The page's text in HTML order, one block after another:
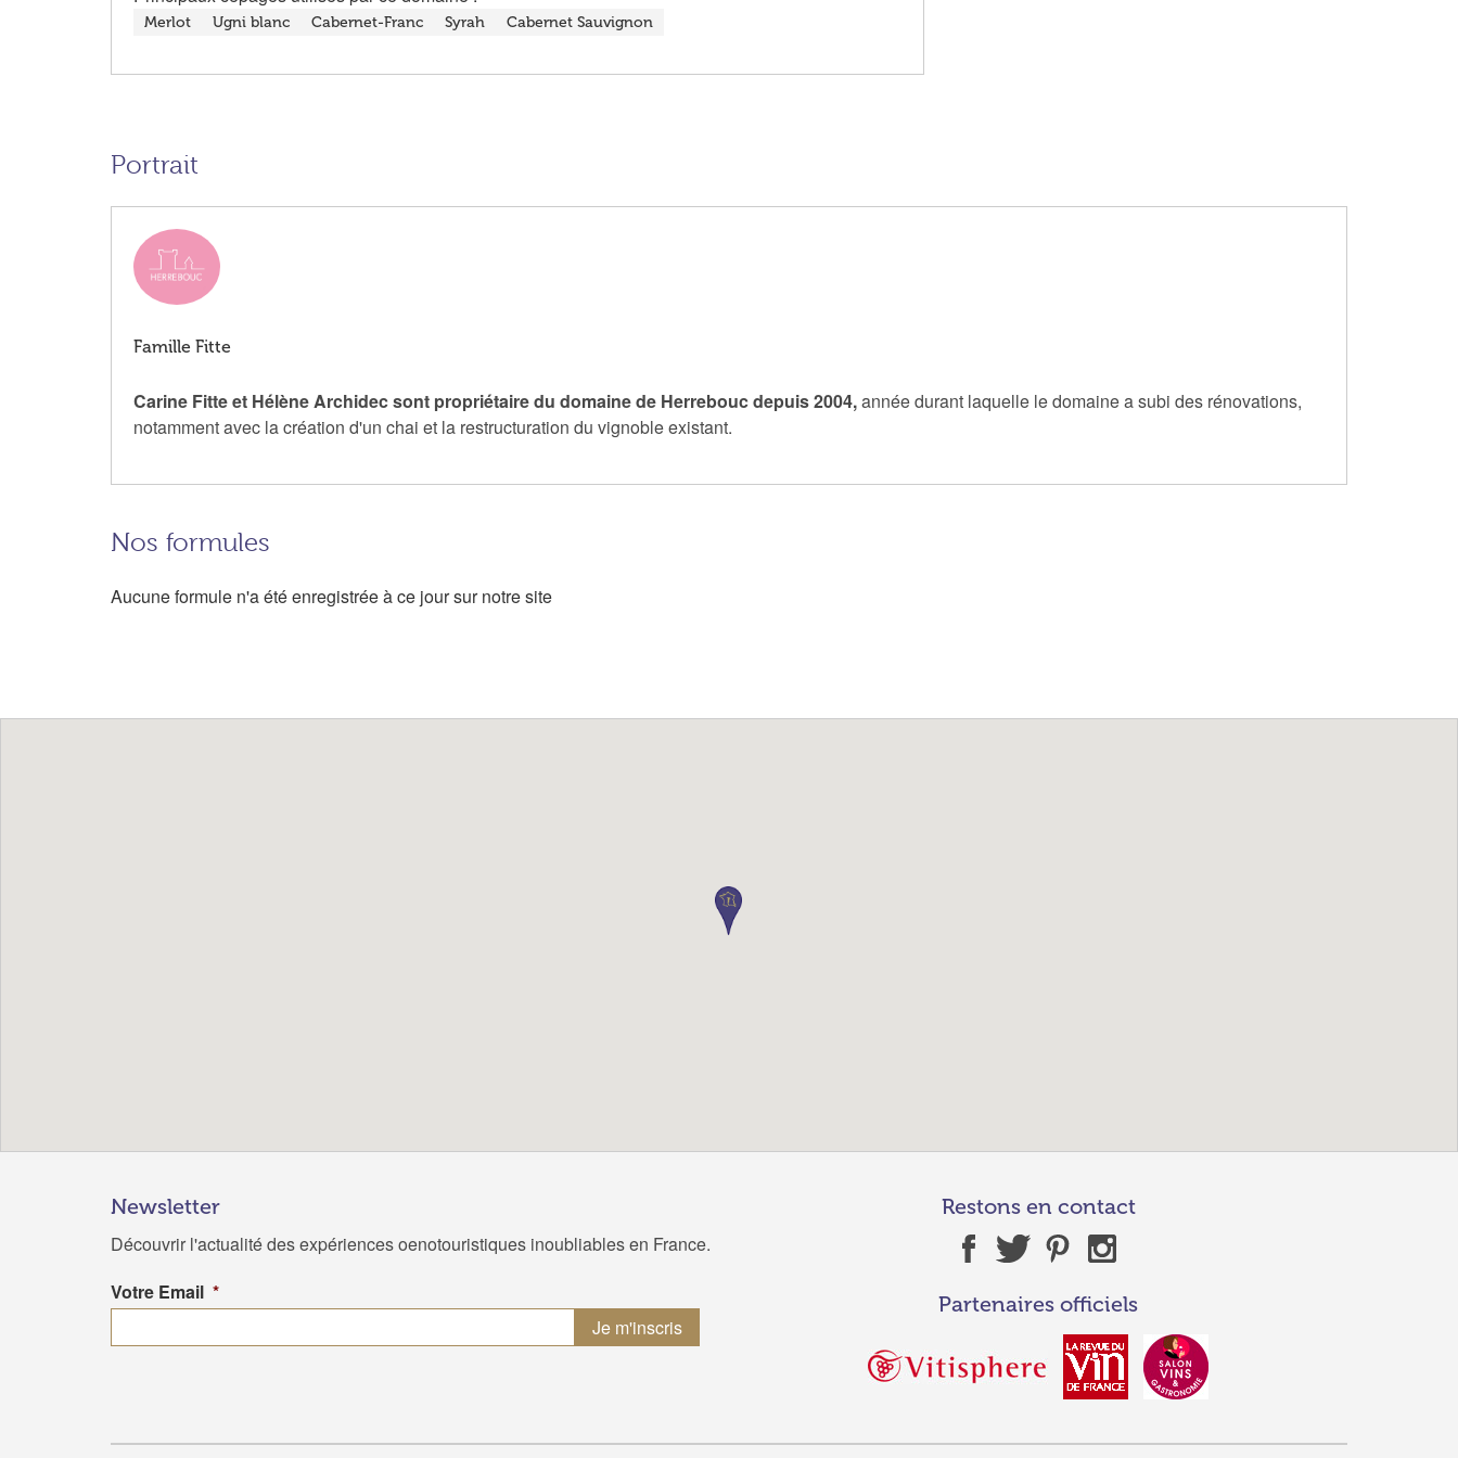
Merlot Ugni blanc Cabernet-Franc Syrah Cabernet Sauvignon
Portrait
Famille Fitte
Carine Fitte et Hélène Archidec sont propriétaire du domaine de Herrebouc depuis 2004,année durant laquelle le domaine a subi des rénovations,
notamment avec la création d'un chai et la restructuration du vignoble existant.
Nos formules
Aucune formule n'a été enregistrée à ce jour sur notre site
Newsletter
Découvrir l'actualité des expériences oenotouristiques inoubliables en France.
Votre Email *
Restons en contact
Partenaires officiels